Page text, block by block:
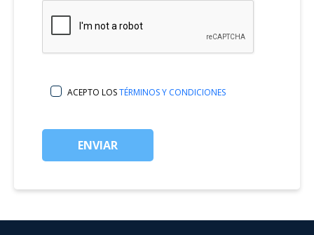
ACEPTO LOSTÉRMINOS Y CONDICIONES
ENVIAR